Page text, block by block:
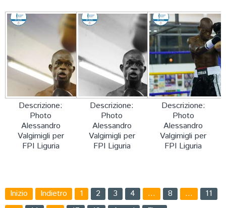
Descrizione:
Photo
Alessandro
Valgimigli per
FPI Liguria
Descrizione:
Photo
Alessandro
Valgimigli per
FPI Liguria
Descrizione:
Photo
Alessandro
Valgimigli per
FPI Liguria
Inizio Indietro 1 2 3 4 … 8 …
11